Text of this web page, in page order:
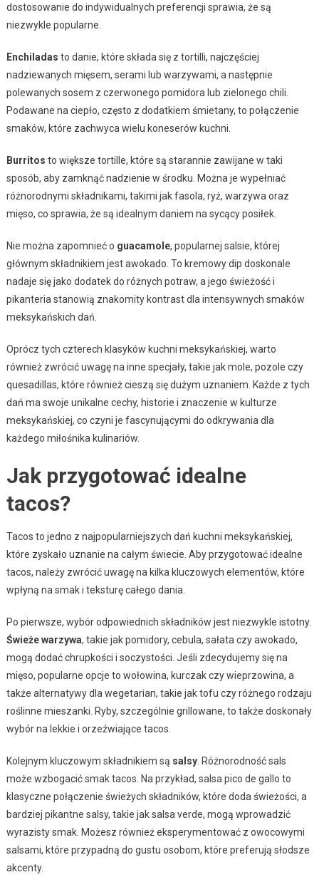
dostosowanie do indywidualnych preferencji sprawia, że są
niezwykle popularne.
Enchiladas to danie, które składa się z tortilli, najczęściej
nadziewanych mięsem, serami lub warzywami, a następnie
polewanych sosem z czerwonego pomidora lub zielonego chili.
Podawane na ciepło, często z dodatkiem śmietany, to połączenie
smaków, które zachwyca wielu koneserów kuchni.
Burritos to większe tortille, które są starannie zawijane w taki
sposób, aby zamknąć nadzienie w środku. Można je wypełniać
różnorodnymi składnikami, takimi jak fasola, ryż, warzywa oraz
mięso, co sprawia, że są idealnym daniem na sycący posiłek.
Nie można zapomnieć o guacamole, popularnej salsie, której
głównym składnikiem jest awokado. To kremowy dip doskonale
nadaje się jako dodatek do różnych potraw, a jego świeżość i
pikanteria stanowią znakomity kontrast dla intensywnych smaków
meksykańskich dań.
Oprócz tych czterech klasyków kuchni meksykańskiej, warto
również zwrócić uwagę na inne specjały, takie jak mole, pozole czy
quesadillas, które również cieszą się dużym uznaniem. Każde z tych
dań ma swoje unikalne cechy, historie i znaczenie w kulturze
meksykańskiej, co czyni je fascynującymi do odkrywania dla
każdego miłośnika kulinariów.
Jak przygotować idealne
tacos?
Tacos to jedno z najpopularniejszych dań kuchni meksykańskiej,
które zyskało uznanie na całym świecie. Aby przygotować idealne
tacos, należy zwrócić uwagę na kilka kluczowych elementów, które
wpłyną na smak i teksturę całego dania.
Po pierwsze, wybór odpowiednich składników jest niezwykle istotny.
Świeże warzywa, takie jak pomidory, cebula, sałata czy awokado,
mogą dodać chrupkości i soczystości. Jeśli zdecydujemy się na
mięso, popularne opcje to wołowina, kurczak czy wieprzowina, a
także alternatywy dla wegetarian, takie jak tofu czy różnego rodzaju
roślinne mieszanki. Ryby, szczególnie grillowane, to także doskonały
wybór na lekkie i orzeźwiające tacos.
Kolejnym kluczowym składnikiem są salsy. Różnorodność sals
może wzbogacić smak tacos. Na przykład, salsa pico de gallo to
klasyczne połączenie świeżych składników, które doda świeżości, a
bardziej pikantne salsy, takie jak salsa verde, mogą wprowadzić
wyrazisty smak. Możesz również eksperymentować z owocowymi
salsami, które przypadną do gustu osobom, które preferują słodsze
akcenty.